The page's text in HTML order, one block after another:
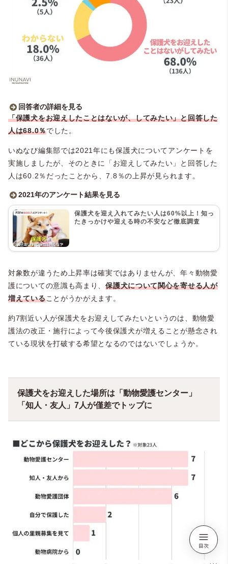
回答者の詳細を見る
■もしわんちゃんを迎えるなら、保護犬をお迎えしてみたい？
・保護犬をお迎えしたことはないが、してみたい：
・分からない：18.0％（36人）
・保護犬をお迎えしたことはないし、したいとは思わない：
・実際に保護犬をお迎えしたことがある：11.5％（23人）
「保護犬をお迎えしたことはないが、してみたい」と回答した
人は68.0％でした。
いぬなび編集部では2021年にも保護犬についてアンケートを
実施しましたが、そのときに「お迎えしてみたい」と回答した
人は60.2％だったことから、7.8％の上昇が見られます。
2021年のアンケート結果を見る
■【2021年度調査】保護犬を迎え入れてみたいですか？
・はい：60.2％（301人）
・いいえ：34.8％（174人）
・現在保護犬を飼っている：5.0％（25人）
保護犬を迎え入れてみたい人は60%以上！知っ
たきっかけや迎える時の不安など徹底調査
対象数が違うため上昇率は確実ではありませんが、年々動物愛
護についての意識も高まり、保護犬について関心を寄せる人が
増えていることがうかがえます。
約7割近い人が保護犬をお迎えしてみたいというのは、動物愛
護法の改正・施行によって今後保護犬が増えることが懸念され
ている現状を打破する希望となるのではないでしょうか。
保護犬をお迎えした場所は「動物愛護センター」
「知人・友人」7人が僅差でトップに